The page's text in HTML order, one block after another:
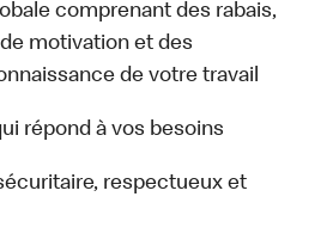
comprenant des rabais,
motivation et des
de votre travail
répond à vos besoins
respectueux et